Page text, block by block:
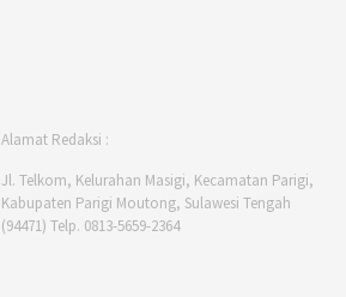
Alamat Redaksi :
Jl. Telkom, Kelurahan Masigi, Kecamatan Parigi,
Kabupaten Parigi Moutong, Sulawesi Tengah
(94471) Telp. 0813-5659-2364